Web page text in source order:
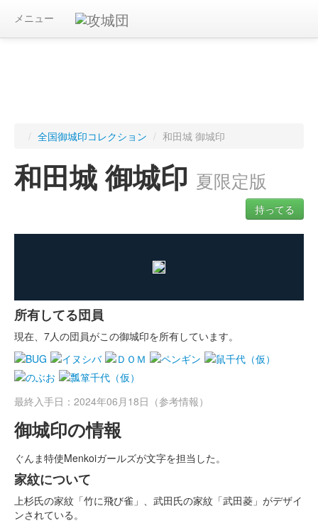
メニュー
/ 全国御城印コレクション / 和田城 御城印
和田城 御城印 夏限定版
持ってる
所有してる団員
現在、7人の団員がこの御城印を所有しています。
最終入手日：2024年06月18日（参考情報）
御城印の情報
ぐんま特使Menkoiガールズが文字を担当した。
家紋について
上杉氏の家紋「竹に飛び雀」、武田氏の家紋「武田菱」がデザイ
ンされている。